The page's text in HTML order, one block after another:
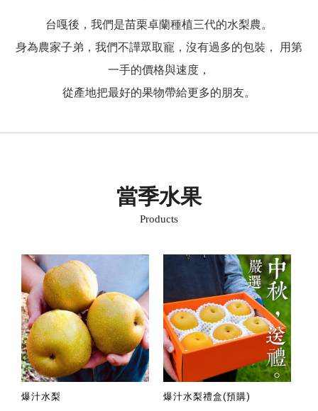
台嘎後，我們是苗栗卓蘭種植三代的水梨農。
身為農家子弟，我們不譁眾取寵，沒有過多的包裝， 用第
一手的價格與速度，
從產地把最好的果物帶給更多的朋友。
當季水果
Products
爆汁水梨 爆汁水梨禮盒(預購)